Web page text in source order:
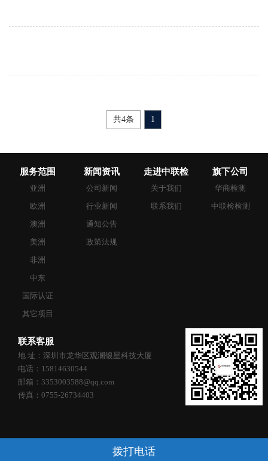
共4条 1
服务范围
亚洲
欧洲
澳洲
美洲
非洲
中东
国际认证
其它项目
新闻资讯
公司新闻
行业新闻
通知公告
政策法规
走进中联检
关于我们
联系我们
旗下公司
华商检测
中联检检测
联系客服
地 址：深圳市龙华区观澜银星科技大厦
电话：15814630544
邮箱：3353003588@qq.com
传真：0755-26734403
拨打电话